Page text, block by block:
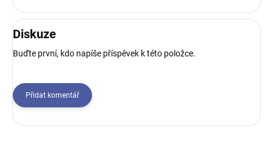
Diskuze
Buďte první, kdo napíše příspěvek k této položce.
Přidat komentář